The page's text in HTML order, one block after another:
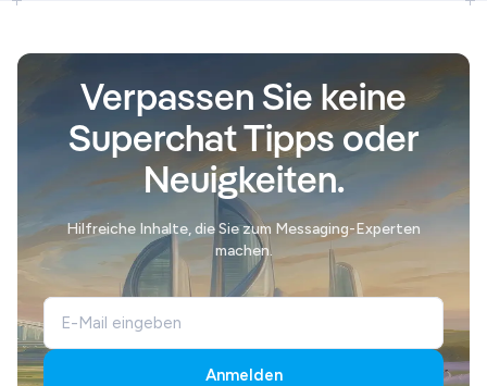
Verpassen Sie keine
Superchat Tipps oder
Neuigkeiten.
Hilfreiche Inhalte, die Sie zum Messaging-Experten
machen.
Anmelden